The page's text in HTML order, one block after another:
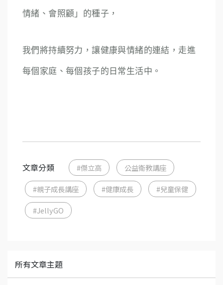
情緒、會照顧」的種子，
我們將持續努力，讓健康與情緒的連結，走進
每個家庭、每個孩子的日常生活中。
文章分類 #傑立高 公益衛教講座
#親子成長講座 #健康成長 #兒童保健
#JellyGO
所有文章主題